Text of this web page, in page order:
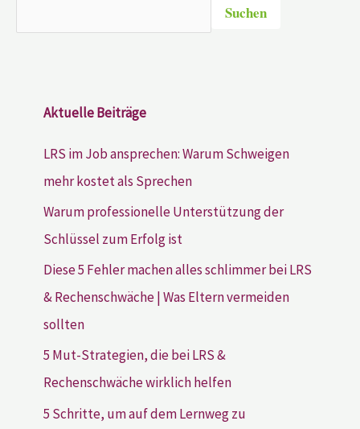
Suchen
Aktuelle Beiträge
LRS im Job ansprechen: Warum Schweigen
mehr kostet als Sprechen
Warum professionelle Unterstützung der
Schlüssel zum Erfolg ist
Diese 5 Fehler machen alles schlimmer bei LRS
& Rechenschwäche | Was Eltern vermeiden
sollten
5 Mut-Strategien, die bei LRS &
Rechenschwäche wirklich helfen
5 Schritte, um auf dem Lernweg zu